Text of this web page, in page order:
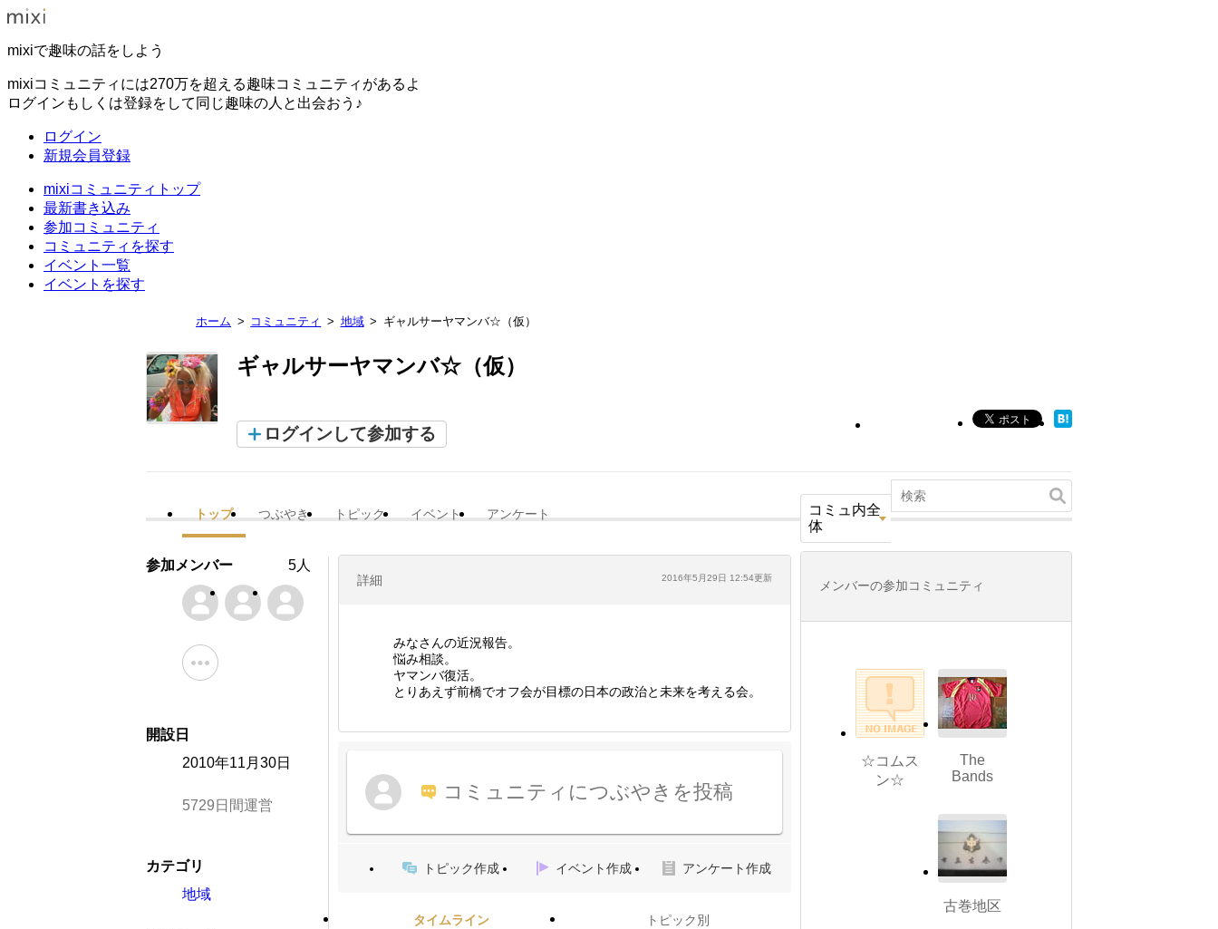
mixiで趣味の話をしよう
mixiコミュニティには270万を超える趣味コミュニティがあるよ
ログインもしくは登録をして同じ趣味の人と出会おう♪
ログイン
新規会員登録
mixiコミュニティトップ
最新書き込み
参加コミュニティ
コミュニティを探す
イベント一覧
イベントを探す
ホーム コミュニティ 地域 ギャルサーヤマンバ☆（仮）
ギャルサーヤマンバ☆（仮）
ログインして参加する
トップ つぶやき トピック イベント アンケート
コミュ内全
体
詳細 2016年5月29日 12:54更新
みなさんの近況報告。
悩み相談。
ヤマンバ復活。
とりあえず前橋でオフ会が目標の日本の政治と未来を考える会。
コミュニティにつぶやきを投稿
トピック作成 イベント作成 アンケート作成
タイムライン トピック別
参加メンバー 5人
開設日
2010年11月30日
5729日間運営
カテゴリ
地域
メンバーの参加コミュニティ
☆コムス
ン☆
The
Bands
古巻地区